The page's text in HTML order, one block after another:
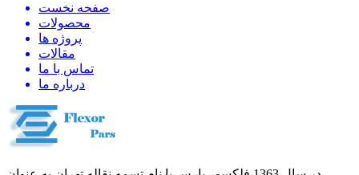
صفحه نخست
محصولات
پروژه ها
مقالات
تماس با ما
درباره ما